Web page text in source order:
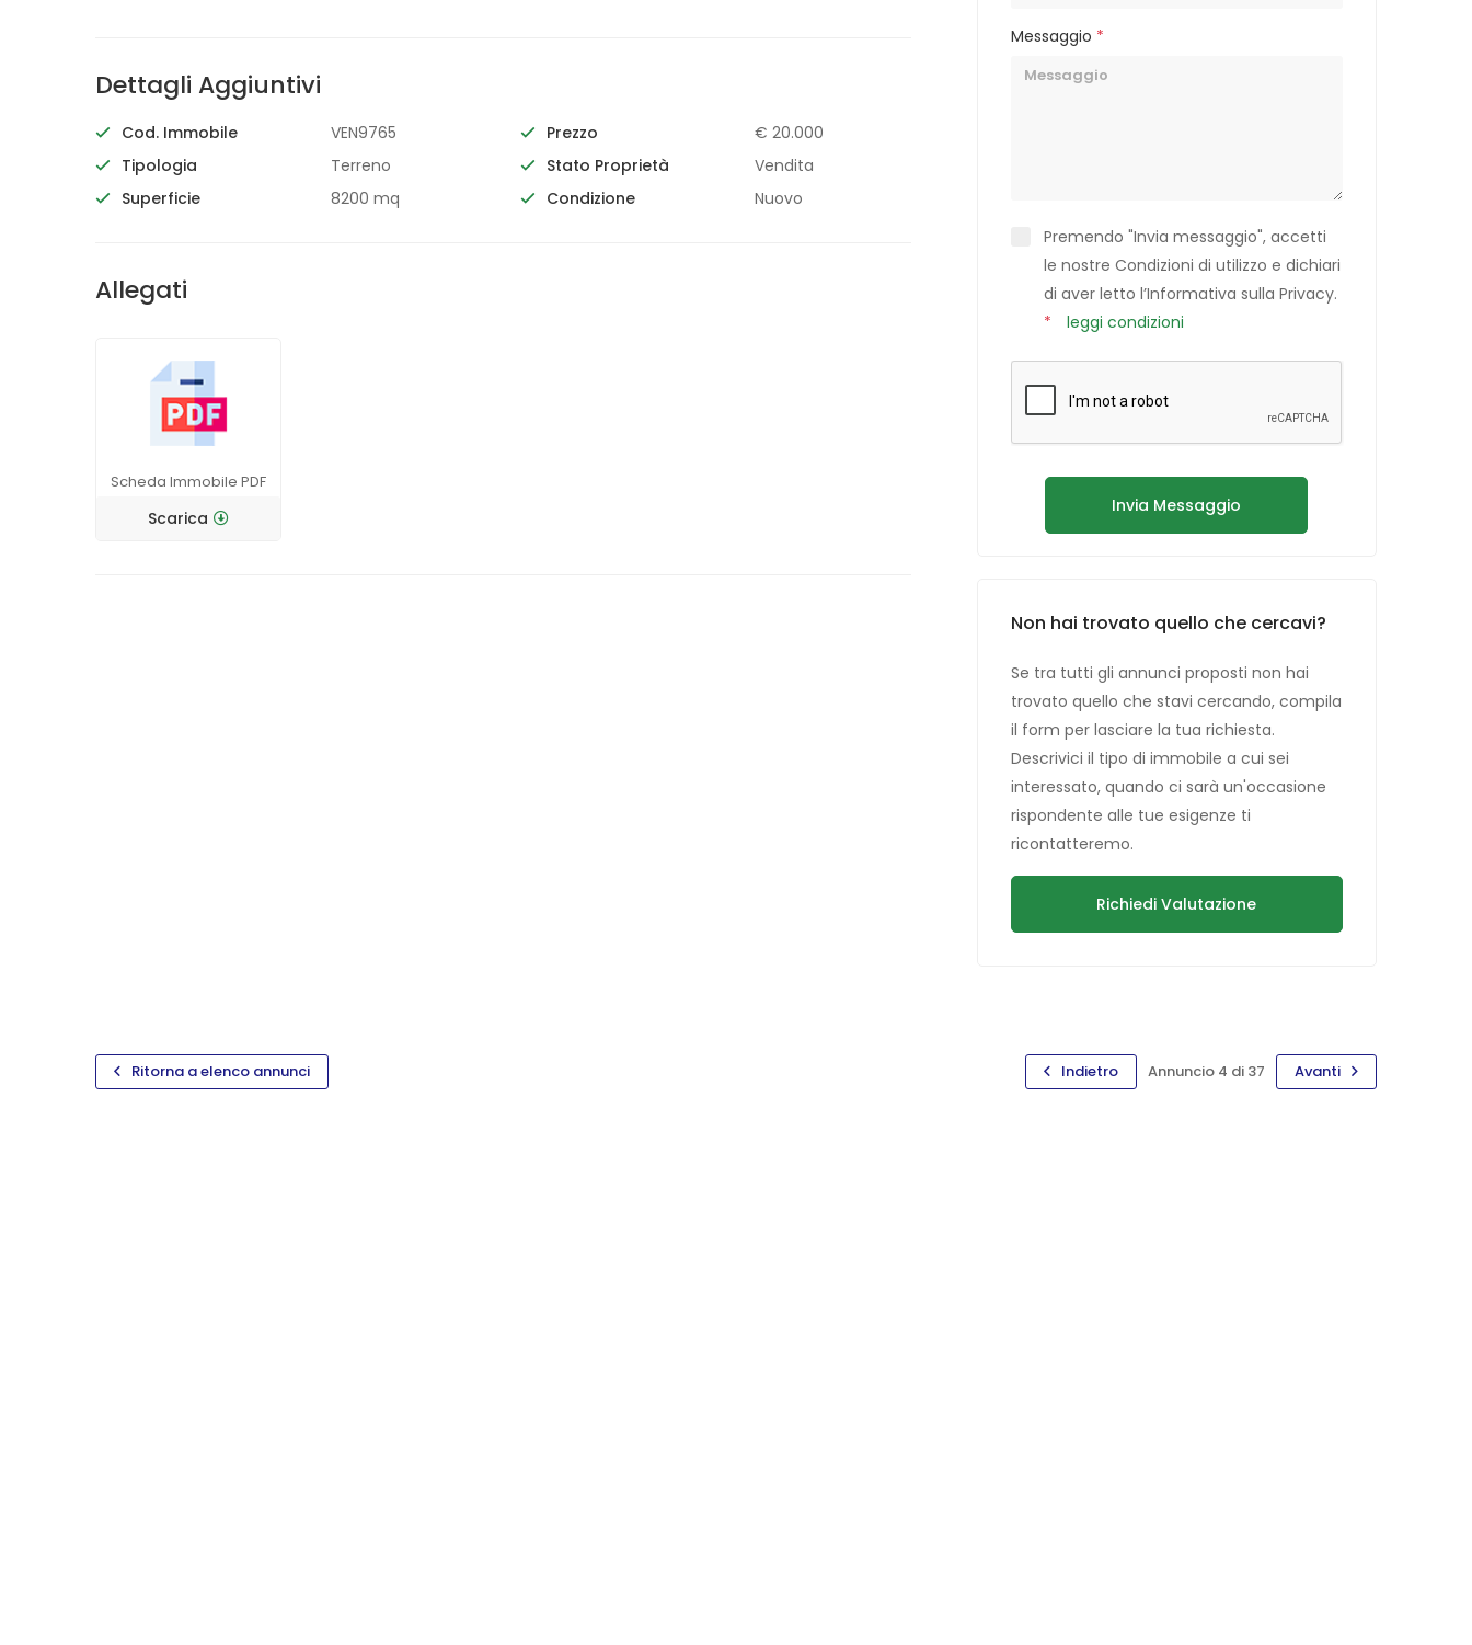
Dettagli Aggiuntivi
Cod. Immobile VEN9765 Prezzo
€ 20.000
Tipologia
Terreno Stato Proprietà
Vendita
Superficie
8200 mq Condizione Nuovo
Allegati
Scheda Immobile PDF
Scarica
Messaggio *
Premendo "Invia messaggio", accetti
le nostre Condizioni di utilizzo e dichiari
di aver letto l’Informativa sulla Privacy.
*
leggi condizioni
Invia Messaggio
Non hai trovato quello che cercavi?
Se tra tutti gli annunci proposti non hai
trovato quello che stavi cercando, compila
il form per lasciare la tua richiesta.
Descrivici il tipo di immobile a cui sei
interessato, quando ci sarà un'occasione
rispondente alle tue esigenze ti
ricontatteremo.
Richiedi Valutazione
Ritorna a elenco annunci Indietro Annuncio 4 di 37 Avanti